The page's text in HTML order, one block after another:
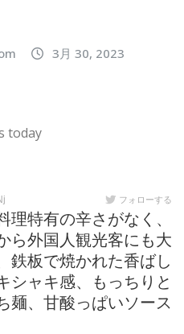
3月 30, 2023
today
フォローする
理特有の辛さがなく、
ら外国人観光客にも大
鉄板で焼かれた香ばし
シャキ感、もっちりと
麺、甘酸っぱいソース